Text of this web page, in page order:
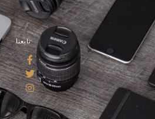
تابعنا